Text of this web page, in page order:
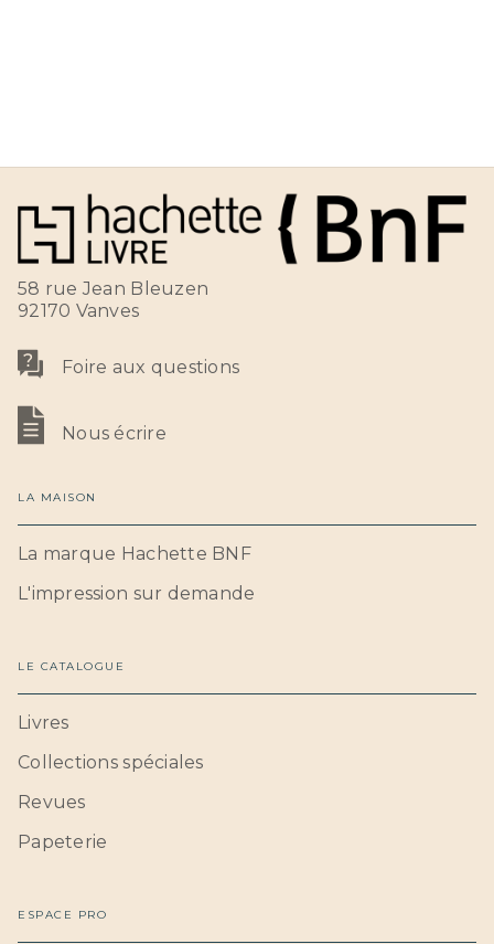
58 rue Jean Bleuzen
92170 Vanves
Foire aux questions
Nous écrire
LA MAISON
La marque Hachette BNF
L'impression sur demande
LE CATALOGUE
Livres
Collections spéciales
Revues
Papeterie
ESPACE PRO